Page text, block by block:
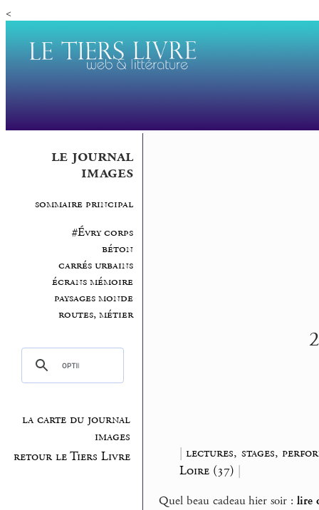
<
le journal
images
sommaire principal
#Évry corps
béton
carrés urbains
écrans mémoire
paysages monde
routes, métier
la carte du journal
images
retour le Tiers Livre
|lectures, stages,
Loire (37) |
Quel beau cadeau hier soir : lire